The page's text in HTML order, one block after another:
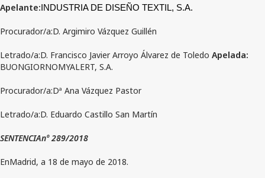
Apelante: INDUSTRIA DE DISEÑO TEXTIL, S.A.
Procurador/a:D. Argimiro Vázquez Guillén
Letrado/a:D. Francisco Javier Arroyo Álvarez de Toledo Apelada:
BUONGIORNOMYALERT, S.A.
Procurador/a:Dª Ana Vázquez Pastor
Letrado/a:D. Eduardo Castillo San Martín
SENTENCIAnº 289/2018
EnMadrid, a 18 de mayo de 2018.